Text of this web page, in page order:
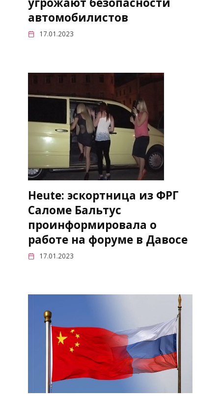
автомобилистов
17.01.2023
Heute: эскортница из ФРГ
Саломе Бальтус
проинформировала о
работе на форуме в Давосе
17.01.2023